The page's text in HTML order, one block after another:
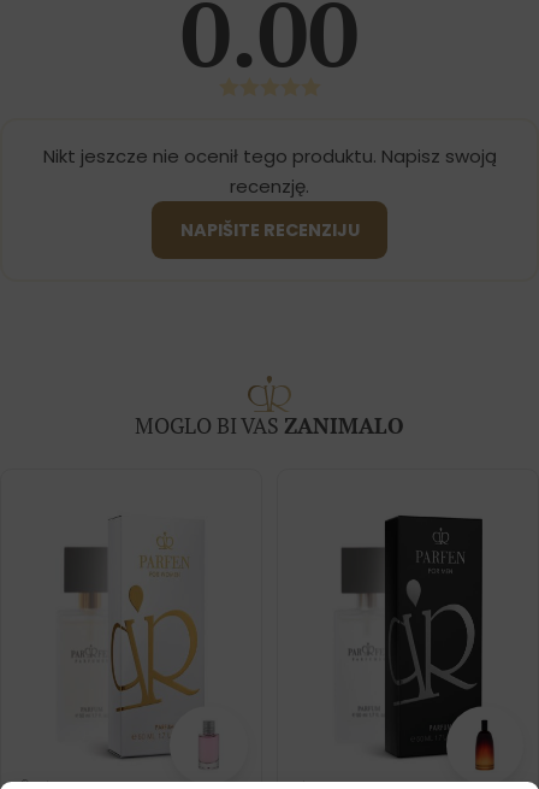
0.00
Nikt jeszcze nie ocenił tego produktu. Napisz swoją
recenzję.
NAPIŠITE RECENZIJU
MOGLO BI VAS ZANIMALO